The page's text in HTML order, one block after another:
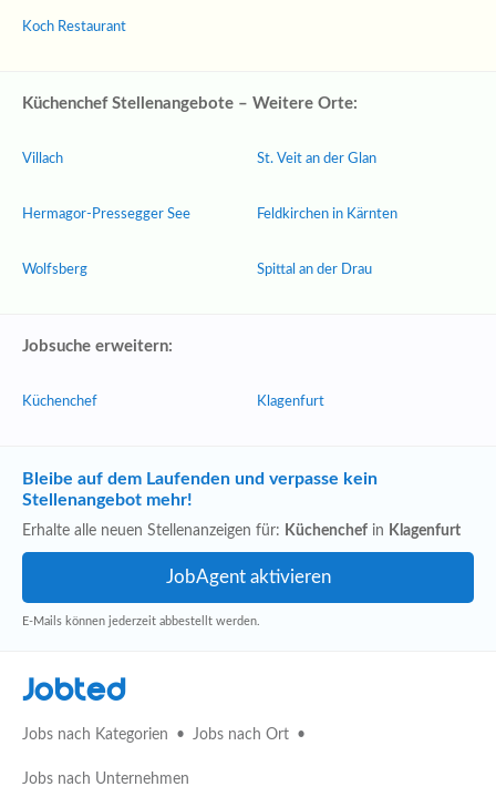
Koch Restaurant
Küchenchef Stellenangebote – Weitere Orte:
Villach
Hermagor-Pressegger See
Wolfsberg
St. Veit an der Glan
Feldkirchen in Kärnten
Spittal an der Drau
Jobsuche erweitern:
Küchenchef Klagenfurt
Bleibe auf dem Laufenden und verpasse kein
Stellenangebot mehr!
Erhalte alle neuen Stellenanzeigen für: Küchenchef in Klagenfurt
E-Mails können jederzeit abbestellt werden.
Jobted
Jobs nach Kategorien Jobs nach Ort
Jobs nach Unternehmen